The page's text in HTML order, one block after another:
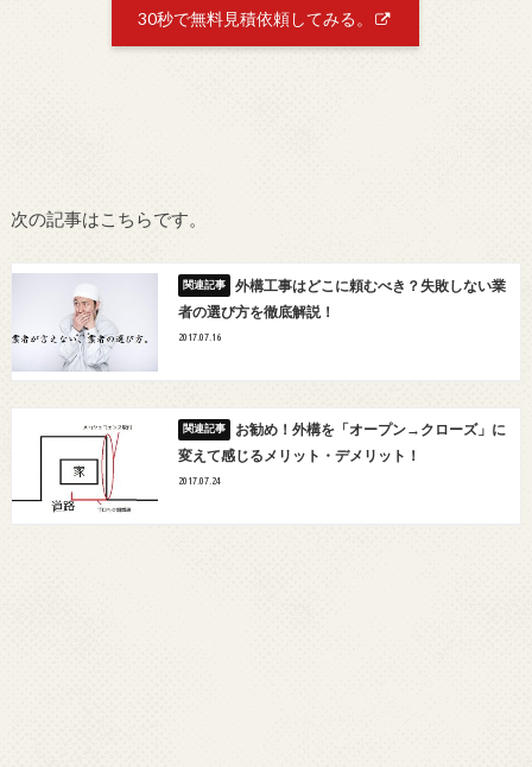
30秒で無料見積依頼してみる。
次の記事はこちらです。
外構工事はどこに頼むべき？失敗しない業
者の選び方を徹底解説！
2017.07.16
お勧め！外構を「オープン→クローズ」に
変えて感じるメリット・デメリット！
2017.07.24